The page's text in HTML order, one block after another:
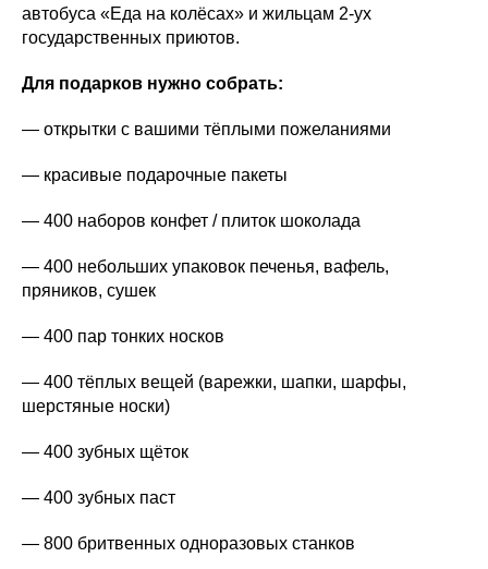
автобуса «Еда на колёсах» и жильцам 2-ух
государственных приютов.
Для подарков нужно собрать:
— открытки с вашими тёплыми пожеланиями
— красивые подарочные пакеты
— 400 наборов конфет / плиток шоколада
— 400 небольших упаковок печенья, вафель,
пряников, сушек
— 400 пар тонких носков
— 400 тёплых вещей (варежки, шапки, шарфы,
шерстяные носки)
— 400 зубных щёток
— 400 зубных паст
— 800 бритвенных одноразовых станков